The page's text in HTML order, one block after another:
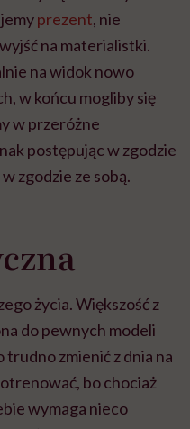
prezent, nie
na materialistki.
na widok nowo
w końcu mogliby się
w przeróżne
postępując w zgodzie
zgodzie ze sobą.
życia. Większość z
do pewnych modeli
zmienić z dnia na
bo chociaż
wymaga nieco